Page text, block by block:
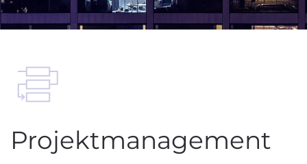
Projektmanagement